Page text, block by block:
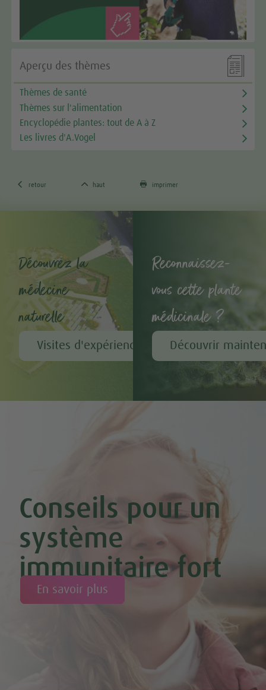

Aperçu des thèmes
Thèmes de santé
Thèmes sur l'alimentation
Encyclopédie plantes: tout de A à Z
Les livres d'A.Vogel
 retour  haut  imprimer
Découvrez la
médecine
naturelle
Visites d'expérience chez A.Vogel
Reconnaissez-
vous cette plante
médicinale ?
Découvrir
Conseils pour un
système
immunitaire fort
En savoir plus